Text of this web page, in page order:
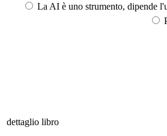
La AI è uno strumento, dipende
dettaglio libro